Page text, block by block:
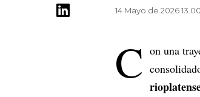
14 Mayo de 2026 13.00
C on una